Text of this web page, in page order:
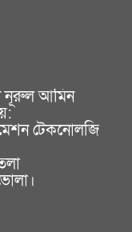
নূরুল আমিন
টেকনোলজি